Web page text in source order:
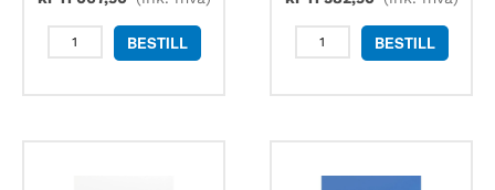
Delta
Ohm
BESTILL
Delta
Ohm
antall
BESTILL